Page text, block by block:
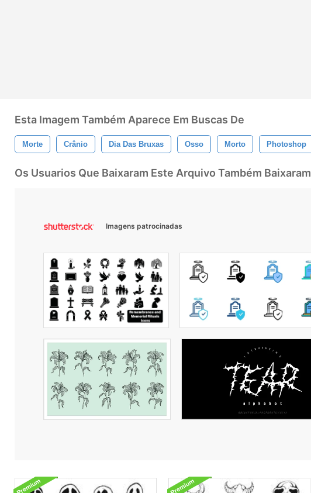
Esta Imagem Também Aparece Em Buscas De
Morte Crânio Dia Das Bruxas Osso Morto Photoshop
Os Usuarios Que Baixaram Este Arquivo Também Baixaram
Imagens patrocinadas